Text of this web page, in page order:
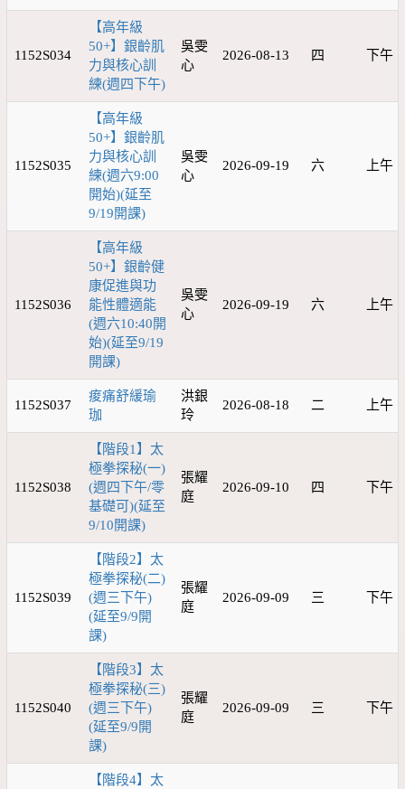
1152S034
【高年級
50+】銀齡肌
力與核心訓
練(週四下午)
吳雯
心
2026-08-13 四 下午
1152S035
【高年級
50+】銀齡肌
力與核心訓
練(週六9:00
開始)(延至
9/19開課)
吳雯
心
2026-09-19 六 上午
1152S036
【高年級
50+】銀齡健
康促進與功
能性體適能
(週六10:40開
始)(延至9/19
開課)
吳雯
心
2026-09-19 六 上午
1152S037
痠痛舒緩瑜
珈
洪銀
玲
2026-08-18 二 上午
1152S038
【階段1】太
極拳探秘(一)
(週四下午/零
基礎可)(延至
9/10開課)
張耀
庭
2026-09-10 四 下午
1152S039
【階段2】太
極拳探秘(二)
(週三下午)
(延至9/9開
課)
張耀
庭
2026-09-09 三 下午
1152S040
【階段3】太
極拳探秘(三)
(週三下午)
(延至9/9開
課)
張耀
庭
2026-09-09 三 下午
【階段4】太